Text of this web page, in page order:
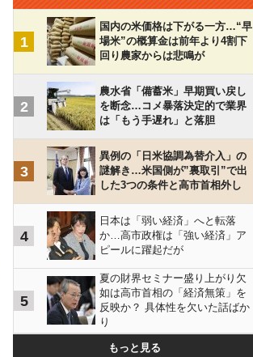
1
国内の米価格は下がる一方…“早
場米”の概算金は前年より4割下
回り農家からは悲鳴が
2
農水省「備蓄米」早期買い戻し
を断念…コメ暴落決定的で業界
は「もう手遅れ」と落胆
3
異例の「日米協調為替介入」の
謎解き…米国側が”裏取引”で出
した3つの条件と高市首相外し
4
日本は「弱い経済」へと転落
か…高市政権は「強い経済」ア
ピールに躍起だが
5
夏の財界セミナー盛り上がり欠
如は高市首相の「経済無策」を
反映か？ 具体性を欠いた話ばか
り
もっと見る